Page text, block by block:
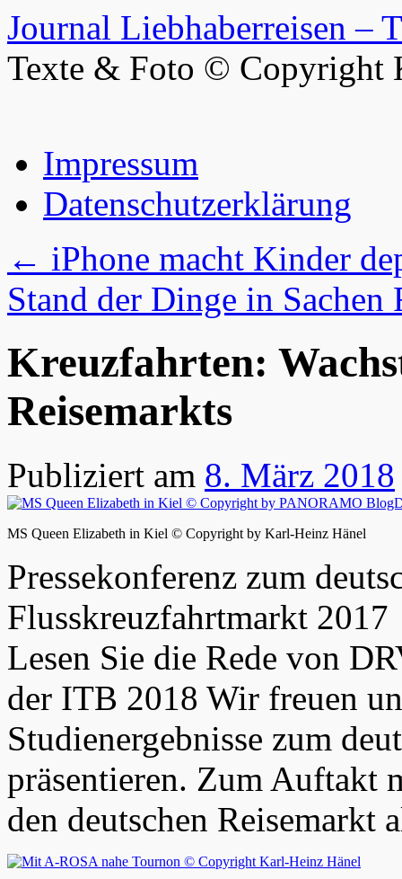
Journal Liebhaberreisen –
Texte & Foto © Copyright
Inhalt
springenImpressum
Datenschutzerklärung
← iPhone macht Kinder
Stand der Dinge in
Kreuzfahrten:
Reisemarkts
Publiziert am 8. März 2018
MS Queen Elizabeth in Kiel © Copyright by Karl-Heinz Hänel
Pressekonferenz zum
Flusskreuzfahrtmarkt 2017
Lesen Sie die Rede von
der ITB 2018 Wir freuen
Studienergebnisse zum
präsentieren. Zum Auftakt
den deutschen Reisemarkt